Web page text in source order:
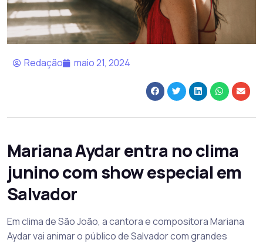
Redação maio 21, 2024
Mariana Aydar entra no clima
junino com show especial em
Salvador
Em clima de São João, a cantora e compositora Mariana
Aydar vai animar o público de Salvador com grandes